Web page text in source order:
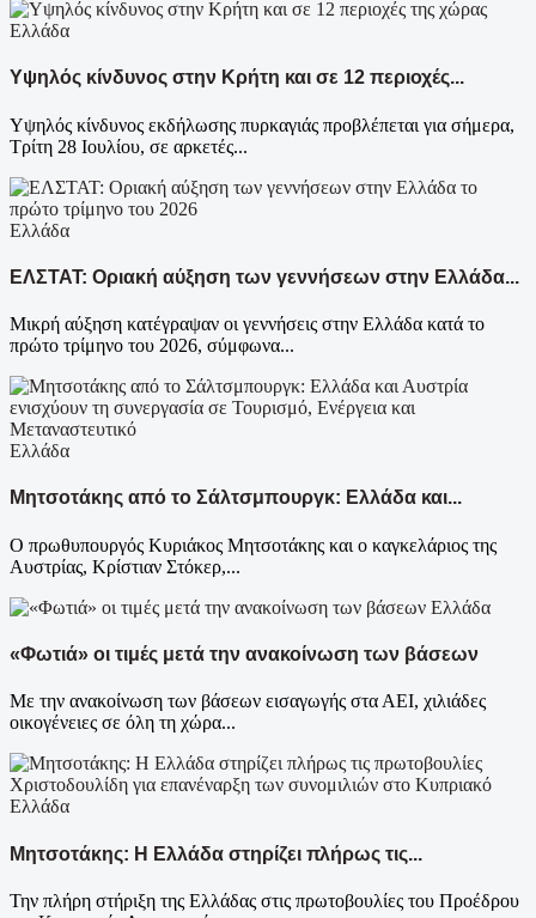
Ελλάδα
Υψηλός κίνδυνος στην Κρήτη και σε 12 περιοχές...
Υψηλός κίνδυνος εκδήλωσης πυρκαγιάς προβλέπεται για σήμερα,
Τρίτη 28 Ιουλίου, σε αρκετές...
Ελλάδα
ΕΛΣΤΑΤ: Οριακή αύξηση των γεννήσεων στην Ελλάδα...
Μικρή αύξηση κατέγραψαν οι γεννήσεις στην Ελλάδα κατά το
πρώτο τρίμηνο του 2026, σύμφωνα...
Ελλάδα
Μητσοτάκης από το Σάλτσμπουργκ: Ελλάδα και...
Ο πρωθυπουργός Κυριάκος Μητσοτάκης και ο καγκελάριος της
Αυστρίας, Κρίστιαν Στόκερ,...
Ελλάδα
«Φωτιά» οι τιμές μετά την ανακοίνωση των βάσεων
Με την ανακοίνωση των βάσεων εισαγωγής στα ΑΕΙ, χιλιάδες
οικογένειες σε όλη τη χώρα...
Ελλάδα
Μητσοτάκης: Η Ελλάδα στηρίζει πλήρως τις...
Την πλήρη στήριξη της Ελλάδας στις πρωτοβουλίες του Προέδρου